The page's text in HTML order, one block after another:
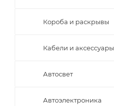
Короба и раскрывы
Кабели и аксессуары
Автосвет
Автоэлектроника